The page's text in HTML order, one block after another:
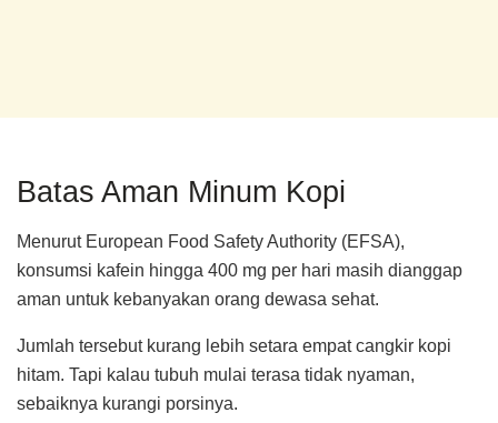
Batas Aman Minum Kopi
Menurut European Food Safety Authority (EFSA),
konsumsi kafein hingga 400 mg per hari masih dianggap
aman untuk kebanyakan orang dewasa sehat.
Jumlah tersebut kurang lebih setara empat cangkir kopi
hitam. Tapi kalau tubuh mulai terasa tidak nyaman,
sebaiknya kurangi porsinya.